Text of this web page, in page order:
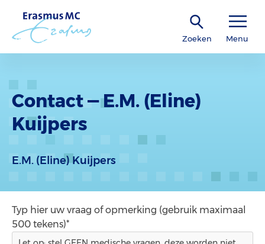
Zoeken Menu
Contact — E.M. (Eline)
Kuijpers
E.M. (Eline) Kuijpers
Typ hier uw vraag of opmerking (gebruik maximaal
500 tekens)*